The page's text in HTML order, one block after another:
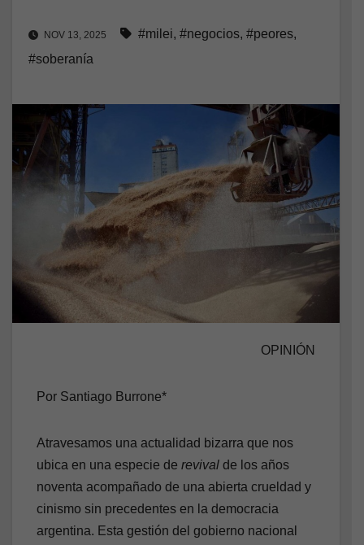
NOV 13, 2025 #milei, #negocios, #peores,
#soberanía
OPINIÓN
Por Santiago Burrone*
Atravesamos una actualidad bizarra que nos
ubica en una especie de revival de los años
noventa acompañado de una abierta crueldad y
cinismo sin precedentes en la democracia
argentina. Esta gestión del gobierno nacional